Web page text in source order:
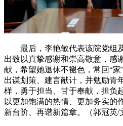
最后，李艳敏代表该院党组
出致以真挚感谢和崇高敬意，感
献，希望她退休不褪色，常回“
出谋划策、建言献计，并勉励青
样，勇于担当、甘于奉献，担负
以更加饱满的热情、更加务实的
新台阶、再谱新篇章。（郭冠英/